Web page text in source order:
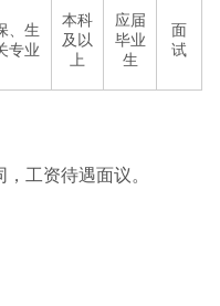
、生
专业
本科
及以
上
应届
毕业
生
面
试
工资待遇面议。